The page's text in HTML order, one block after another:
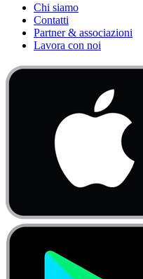
Chi siamo
Contatti
Partner & associazioni
Lavora con noi